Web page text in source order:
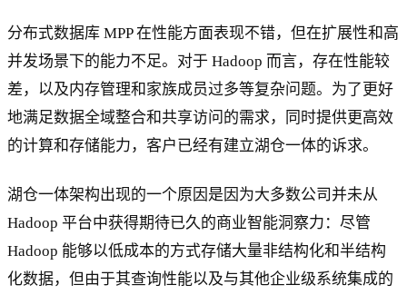
分布式数据库 MPP 在性能方面表现不错，但在扩展性和高
并发场景下的能力不足。对于 Hadoop 而言，存在性能较
差，以及内存管理和家族成员过多等复杂问题。为了更好
地满足数据全域整合和共享访问的需求，同时提供更高效
的计算和存储能力，客户已经有建立湖仓一体的诉求。
湖仓一体架构出现的一个原因是因为大多数公司并未从
Hadoop 平台中获得期待已久的商业智能洞察力：尽管
Hadoop 能够以低成本的方式存储大量非结构化和半结构
化数据，但由于其查询性能以及与其他企业级系统集成的